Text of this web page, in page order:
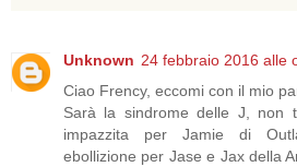
Unknown 24 febbraio 2016 alle
Ciao Frency, eccomi con il mio
Sarà la sindrome delle J, non
impazzita per Jamie di
ebollizione per Jase e Jax della